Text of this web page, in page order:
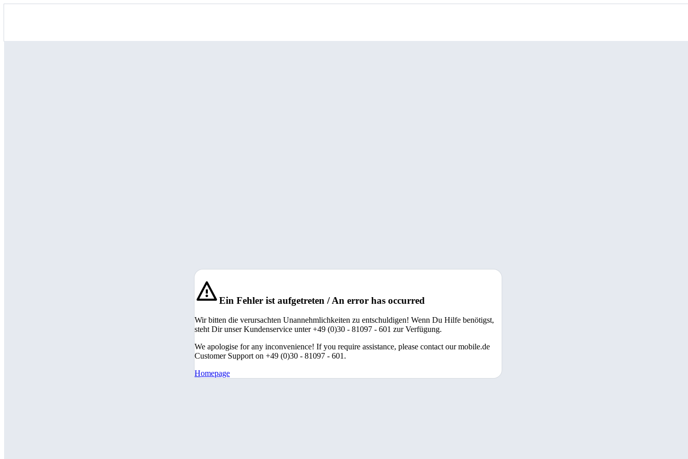
Ein Fehler ist aufgetreten / An error has occurred
Wir bitten die verursachten Unannehmlichkeiten zu entschuldigen! Wenn Du Hilfe benötigst,
steht Dir unser Kundenservice unter +49 (0)30 - 81097 - 601 zur Verfügung.
We apologise for any inconvenience! If you require assistance, please contact our mobile.de
Customer Support on +49 (0)30 - 81097 - 601.
Homepage